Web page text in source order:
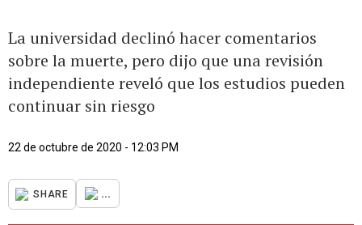
La universidad declinó hacer comentarios
sobre la muerte, pero dijo que una revisión
independiente reveló que los estudios pueden
continuar sin riesgo
22 de octubre de 2020 - 12:03 PM
SHARE ...